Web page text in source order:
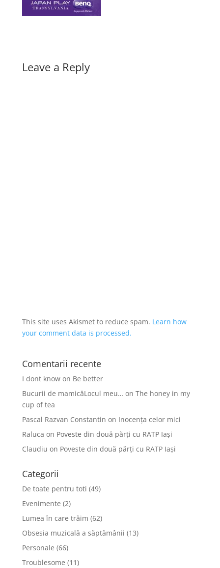
Leave a Reply
This site uses Akismet to reduce spam. Learn how
your comment data is processed.
Comentarii recente
I dont knowon Be better
Bucurii de mamicăLocul meu… on The honey in my
cup of tea
Pascal Razvan Constantin on Inocența celor mici
Raluca on Poveste din două părți cu RATP Iași
Claudiu on Poveste din două părți cu RATP Iași
Categorii
De toate pentru toti (49)
Evenimente (2)
Lumea în care trăim (62)
Obsesia muzicală a săptămânii (13)
Personale (66)
Troublesome (11)